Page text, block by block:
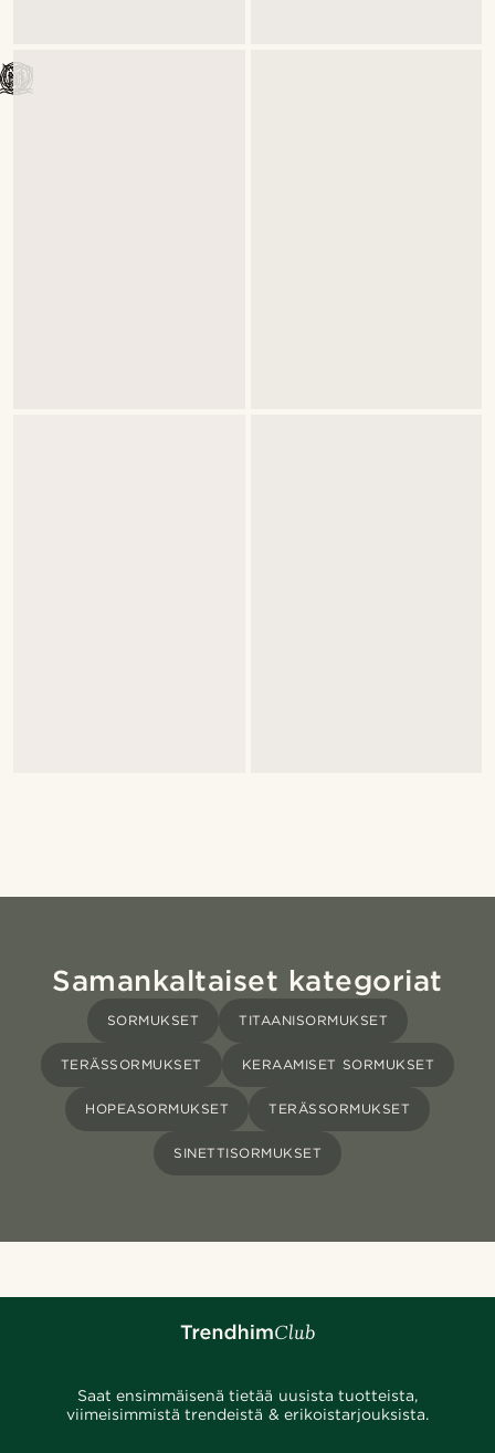
Samankaltaiset kategoriat
SORMUKSET TITAANISORMUKSET
TERÄSSORMUKSET KERAAMISET SORMUKSET
HOPEASORMUKSET TERÄSSORMUKSET
SINETTISORMUKSET
Saat ensimmäisenä tietää uusista tuotteista,
viimeisimmistä trendeistä & erikoistarjouksista.